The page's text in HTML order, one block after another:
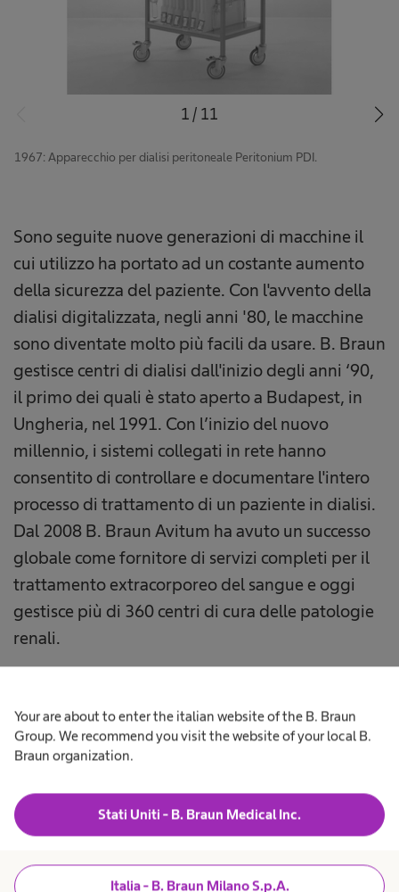
Your are about to enter the italian website of the B. Braun
Group. We recommend you visit the website of your local B.
Braun organization.
Stati Uniti - B. Braun Medical Inc.
Italia - B. Braun Milano S.p.A.
1 / 11
1967: Apparecchio per dialisi peritoneale Peritonium PDI.
Sono seguite nuove generazioni di macchine il
cui utilizzo ha portato ad un costante aumento
della sicurezza del paziente. Con l'avvento della
dialisi digitalizzata, negli anni '80, le macchine
sono diventate molto più facili da usare. B. Braun
gestisce centri di dialisi dall'inizio degli anni ‘90,
il primo dei quali è stato aperto a Budapest, in
Ungheria, nel 1991. Con l’inizio del nuovo
millennio, i sistemi collegati in rete hanno
consentito di controllare e documentare l'intero
processo di trattamento di un paziente in dialisi.
Dal 2008 B. Braun Avitum ha avuto un successo
globale come fornitore di servizi completi per il
trattamento extracorporeo del sangue e oggi
gestisce più di 360 centri di cura delle patologie
renali.
extracorporeo del sangue
Torna all'inizio